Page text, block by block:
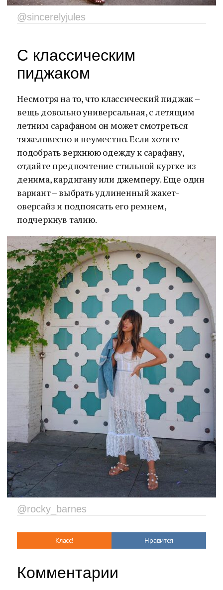
@sincerelyjules
С классическим
пиджаком
Несмотря на то, что классический пиджак –
вещь довольно универсальная, с летящим
летним сарафаном он может смотреться
тяжеловесно и неуместно. Если хотите
подобрать верхнюю одежду к сарафану,
отдайте предпочтение стильной куртке из
денима, кардигану или джемперу. Еще один
вариант – выбрать удлиненный жакет-
оверсайз и подпоясать его ремнем,
подчеркнув талию.
@rocky_barnes
Класс! Нравится
Комментарии